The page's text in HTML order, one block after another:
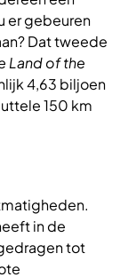
er gebeuren
Dat tweede
Land of the
4,63 biljoen
150 km
in de
tot